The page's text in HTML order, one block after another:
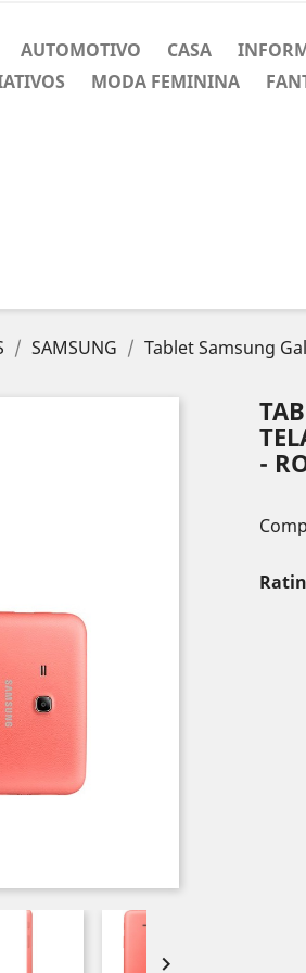
AUTOMOTIVO CASA
MODA FEMININA
SAMSUNG Tablet Samsung

-